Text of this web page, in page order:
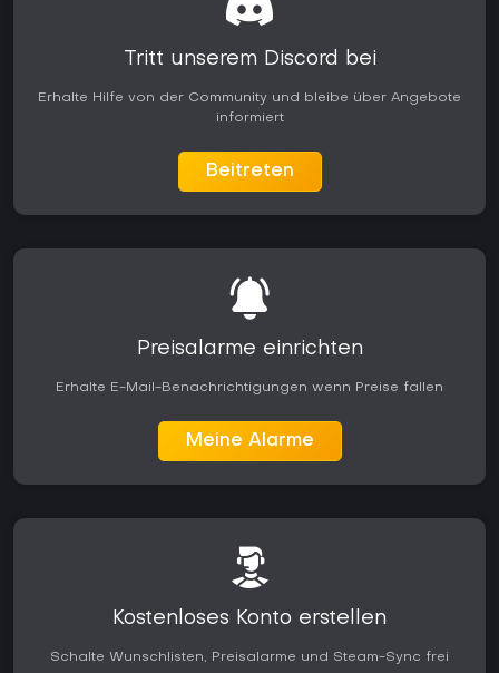
Tritt unserem Discord bei
Erhalte Hilfe von der Community und bleibe über Angebote
informiert
Beitreten
Preisalarme einrichten
Erhalte E-Mail-Benachrichtigungen wenn Preise fallen
Meine Alarme
Kostenloses Konto erstellen
Schalte Wunschlisten, Preisalarme und Steam-Sync frei